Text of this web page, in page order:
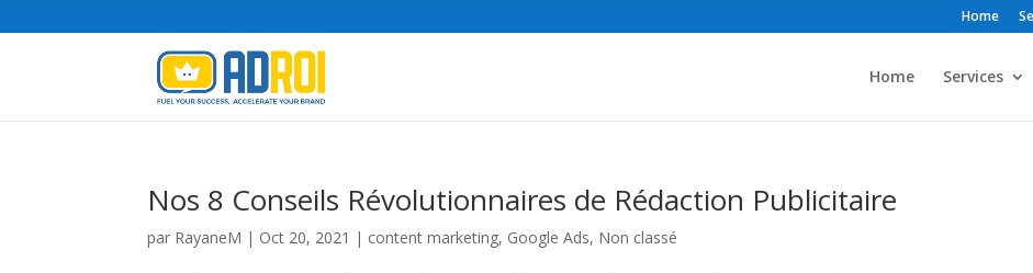
Home
Home Services
Nos 8 Conseils Révolutionnaires de Rédaction Publicitaire
par RayaneM | Oct 20, 2021 | content marketing, Google Ads, Non classé